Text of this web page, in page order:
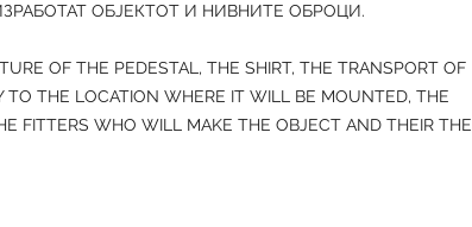
ОБЈЕКТОТ И НИВНИТЕ ОБРОЦИ.
OF THE PEDESTAL, THE SHIRT, THE TRANSPORT OF
TO THE LOCATION WHERE IT WILL BE MOUNTED, THE
FITTERS WHO WILL MAKE THE OBJECT AND THEIR THE